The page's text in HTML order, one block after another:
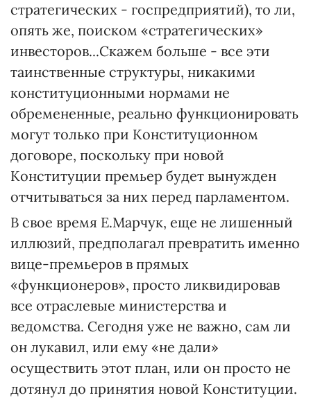
стратегических - госпредприятий), то ли,
опять же, поиском «стратегических»
инвесторов...Скажем больше - все эти
таинственные структуры, никакими
конституционными нормами не
обремененные, реально функционировать
могут только при Конституционном
договоре, поскольку при новой
Конституции премьер будет вынужден
отчитываться за них перед парламентом.
В свое время Е.Марчук, еще не лишенный
иллюзий, предполагал превратить именно
вице-премьеров в прямых
«функционеров», просто ликвидировав
все отраслевые министерства и
ведомства. Сегодня уже не важно, сам ли
он лукавил, или ему «не дали»
осуществить этот план, или он просто не
дотянул до принятия новой Конституции.